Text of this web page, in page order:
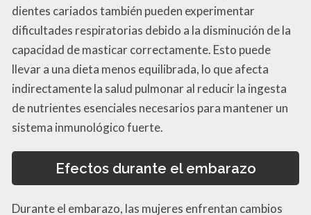
dientes cariados también pueden experimentar
dificultades respiratorias debido a la disminución de la
capacidad de masticar correctamente. Esto puede
llevar a una dieta menos equilibrada, lo que afecta
indirectamente la salud pulmonar al reducir la ingesta
de nutrientes esenciales necesarios para mantener un
sistema inmunológico fuerte.
Efectos durante el embarazo
Durante el embarazo, las mujeres enfrentan cambios